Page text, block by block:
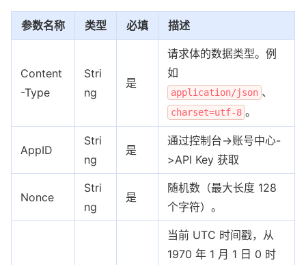
参数名称 类型 必填 描述
Content
-Type
Stri
ng
是
请求体的数据类型。例
如
application/json 、
charset=utf-8 。
AppID
Stri
ng
是
通过控制台->账号中心-
>API Key 获取
Nonce
Stri
ng
是
随机数（最大长度 128
个字符）。
当前 UTC 时间戳，从
1970 年 1 月 1 日 0 时